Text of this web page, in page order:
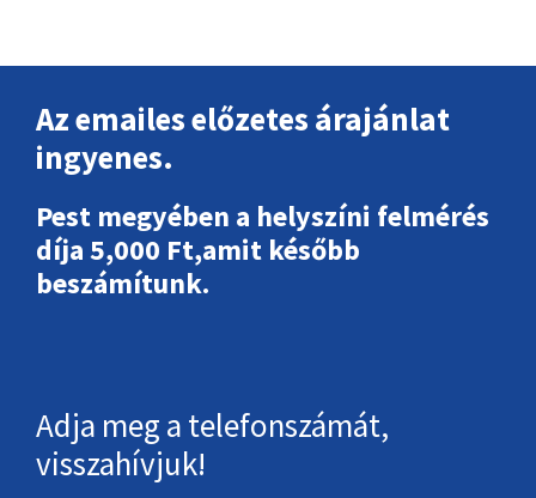
Az emailes előzetes árajánlat
ingyenes.
Pest megyében a helyszíni felmérés
díja 5,000 Ft,amit később
beszámítunk.
Adja meg a telefonszámát,
visszahívjuk!